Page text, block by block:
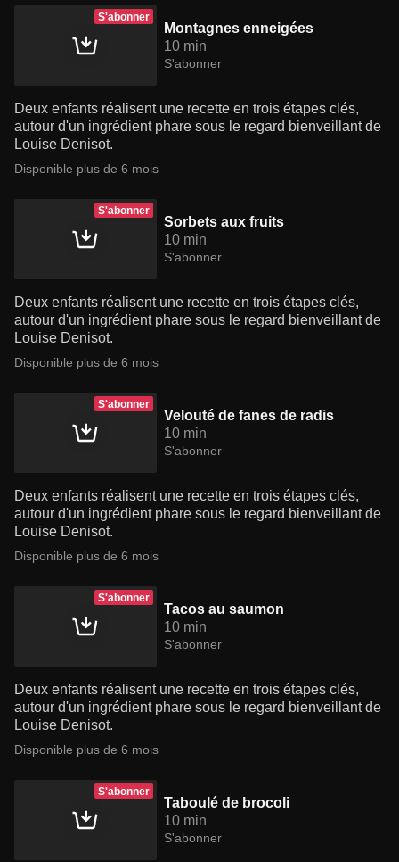
S'abonner
Montagnes enneigées
10 min
S'abonner
Deux enfants réalisent une recette en trois étapes clés,
autour d'un ingrédient phare sous le regard bienveillant de
Louise Denisot.
Disponible plus de 6 mois
S'abonner
Sorbets aux fruits
10 min
S'abonner
Deux enfants réalisent une recette en trois étapes clés,
autour d'un ingrédient phare sous le regard bienveillant de
Louise Denisot.
Disponible plus de 6 mois
S'abonner
Velouté de fanes de radis
10 min
S'abonner
Deux enfants réalisent une recette en trois étapes clés,
autour d'un ingrédient phare sous le regard bienveillant de
Louise Denisot.
Disponible plus de 6 mois
S'abonner
Tacos au saumon
10 min
S'abonner
Deux enfants réalisent une recette en trois étapes clés,
autour d'un ingrédient phare sous le regard bienveillant de
Louise Denisot.
Disponible plus de 6 mois
S'abonner
Taboulé de brocoli
10 min
S'abonner